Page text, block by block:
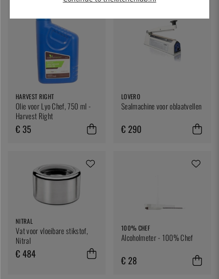
HARVEST RIGHT
Olie voor Lyo Chef, 750 ml -
Harvest Right
€ 35
LOVERO
Sealmachine voor oblaatvellen
€ 290
NITRAL
Vat voor vloeibare stikstof,
Nitral
€ 484
100% CHEF
Alcoholmeter - 100% Chef
€ 28